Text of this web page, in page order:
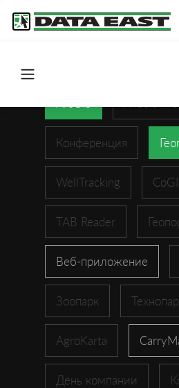
Конференция
WellTracking
TAB Reader
Веб-приложение
Зоопарк
AgroKarta
День компании